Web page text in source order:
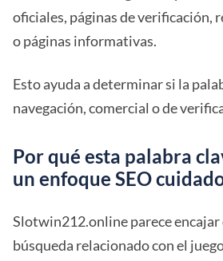
oficiales, páginas de verificación,
o páginas informativas.
Esto ayuda a determinar si la
navegación, comercial o de
Por qué esta palabra
un enfoque SEO
Slotwin212.online parece encajar
búsqueda relacionado con el